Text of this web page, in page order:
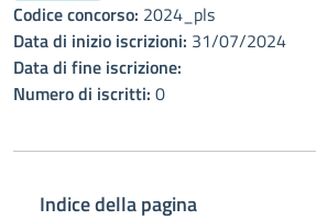
Codice concorso: 2024_pls
Data di inizio iscrizioni: 31/07/2024
Data di fine iscrizione:
Numero di iscritti: 0
Indice della pagina